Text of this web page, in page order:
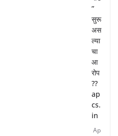
”
सुरू
अस
ल्या
चा
आ
रोप
??
ap
cs.
in
Ap